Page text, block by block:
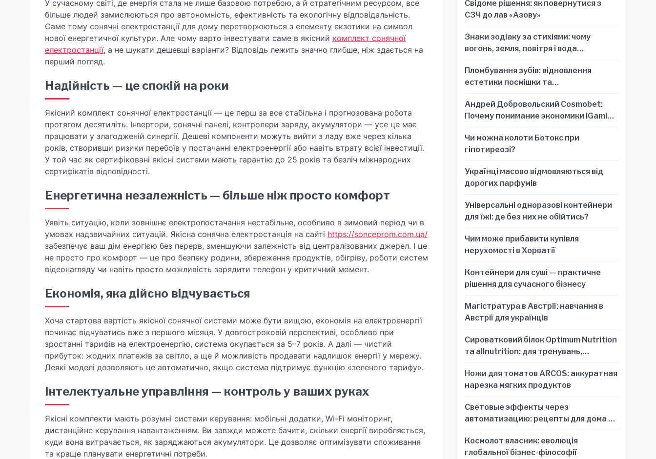
У сучасному світі, де енергія стала не лише базовою потребою, а й стратегічним ресурсом, все
більше людей замислюються про автономність, ефективність та екологічну відповідальність.
Саме тому сонячні електростанції для дому перетворюються з елементу екзотики на символ
нової енергетичної культури. Але чому варто інвестувати саме в якісний комплект сонячної
електростанції, а не шукати дешевші варіанти? Відповідь лежить значно глибше, ніж здається на
перший погляд.
Надійність — це спокій на роки
Якісний комплект сонячної електростанції — це перш за все стабільна і прогнозована робота
протягом десятиліть. Інвертори, сонячні панелі, контролери заряду, акумулятори — усе це має
працювати у злагодженій синергії. Дешеві компоненти можуть вийти з ладу вже через кілька
років, створивши ризики перебоїв у постачанні електроенергії або навіть втрату всієї інвестиції.
У той час як сертифіковані якісні системи мають гарантію до 25 років та безліч міжнародних
сертифікатів відповідності.
Енергетична незалежність — більше ніж просто комфорт
Уявіть ситуацію, коли зовнішнє електропостачання нестабільне, особливо в зимовий період чи в
умовах надзвичайних ситуацій. Якісна сонячна електростанція на сайті https://sonceprom.com.ua/
забезпечує ваш дім енергією без перерв, зменшуючи залежність від централізованих джерел. І це
не просто про комфорт — це про безпеку родини, збереження продуктів, обігріву, роботи систем
відеонагляду чи навіть просто можливість зарядити телефон у критичний момент.
Економія, яка дійсно відчувається
Хоча стартова вартість якісної сонячної системи може бути вищою, економія на електроенергії
починає відчуватись вже з першого місяця. У довгостроковій перспективі, особливо при
зростанні тарифів на електроенергію, система окупається за 5–7 років. А далі — чистий
прибуток: жодних платежів за світло, а ще й можливість продавати надлишок енергії у мережу.
Деякі моделі дозволяють це автоматично, якщо система підтримує функцію «зеленого тарифу».
Інтелектуальне управління — контроль у ваших руках
Якісні комплекти мають розумні системи керування: мобільні додатки, Wi-Fi моніторинг,
дистанційне керування навантаженням. Ви завжди можете бачити, скільки енергії виробляється,
куди вона витрачається, як заряджаються акумулятори. Це дозволяє оптимізувати споживання
та краще планувати енергетичні потреби.
Свідоме рішення: як повернутися з
СЗЧ до лав «Азову»
Знаки зодіаку за стихіями: чому
вогонь, земля, повітря і вода
знак
Пломбування зубів: відновлення
естетики посмішки та
Андрей Добровольский Cosmobet:
Почему понимание экономики iGaming
решений
Чи можна колоти Ботокс при
гіпотиреозі?
Українці масово відмовляються від
дорогих парфумів
Універсальні одноразові контейнери
для їжі: де без них не обійтись?
Чим може прибавити купівля
нерухомості в Хорватії
Контейнери для суші — практичне
рішення для сучасного бізнесу
Магістратура в Австрії: навчання в
Австрії для українців
Сироватковий білок Optimum Nutrition
та allnutrition: для тренувань,
Ножи для томатов ARCOS: аккуратная
нарезка мягких продуктов
Световые эффекты через
автоматизацию: рецепты для дома и
Космолот власник: еволюція
глобальної бізнес-філософії